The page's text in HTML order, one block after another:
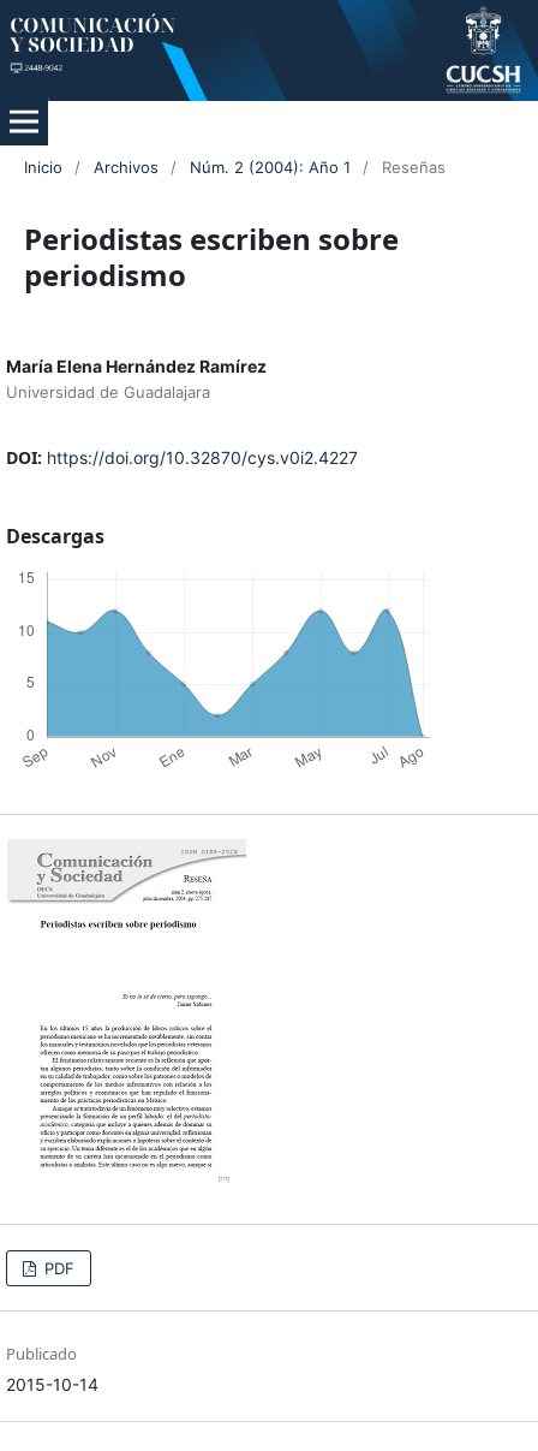
Inicio / Archivos / Núm. 2 (2004): Año 1 / Reseñas
Periodistas escriben sobre
periodismo
María Elena Hernández Ramírez
Universidad de Guadalajara
DOI: https://doi.org/10.32870/cys.v0i2.4227
Descargas
PDF
Publicado
2015-10-14